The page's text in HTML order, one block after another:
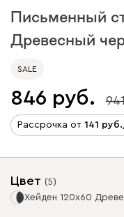
Письменный
Древесный
SALE
846
Рассрочка от 141
Цвет (5)
Хейден 120x60